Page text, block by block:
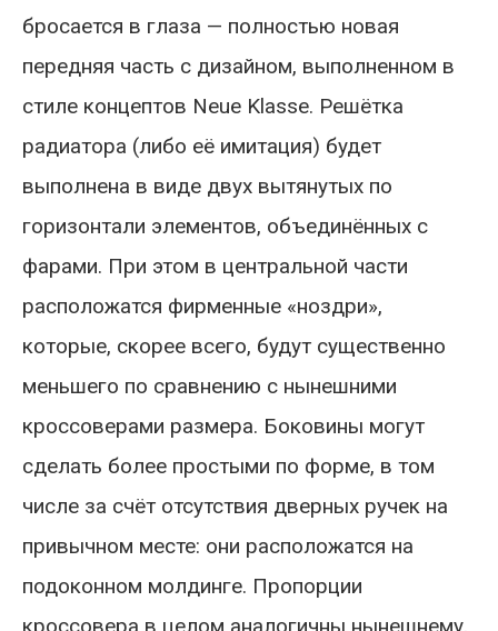
бросается в глаза — полностью новая
передняя часть с дизайном, выполненном в
стиле концептов Neue Klasse. Решётка
радиатора (либо её имитация) будет
выполнена в виде двух вытянутых по
горизонтали элементов, объединённых с
фарами. При этом в центральной части
расположатся фирменные «ноздри»,
которые, скорее всего, будут существенно
меньшего по сравнению с нынешними
кроссоверами размера. Боковины могут
сделать более простыми по форме, в том
числе за счёт отсутствия дверных ручек на
привычном месте: они расположатся на
подоконном молдинге. Пропорции